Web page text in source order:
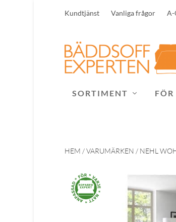
Kundtjänst Vanliga frågor A-
SORTIMENT FÖR
HEM /VARUMÄRKEN / NEHL